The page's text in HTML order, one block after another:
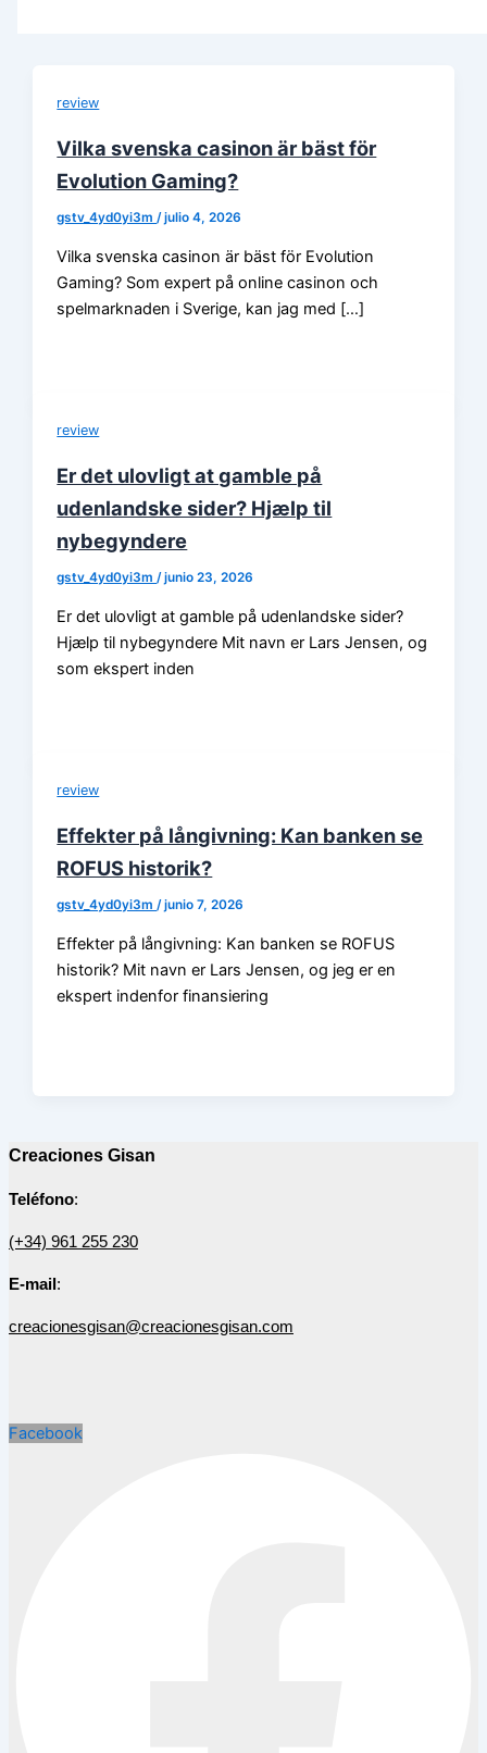
review
Vilka svenska casinon är bäst för
Evolution Gaming?
gstv_4yd0yi3m/julio 4, 2026
Vilka svenska casinon är bäst för Evolution
Gaming? Som expert på online casinon och
spelmarknaden i Sverige, kan jag med […]
review
Er det ulovligt at gamble på
udenlandske sider? Hjælp til
nybegyndere
gstv_4yd0yi3m/junio 23, 2026
Er det ulovligt at gamble på udenlandske sider?
Hjælp til nybegyndere Mit navn er Lars Jensen, og
som ekspert inden
review
Effekter på långivning: Kan banken se
ROFUS historik?
gstv_4yd0yi3m/junio 7, 2026
Effekter på långivning: Kan banken se ROFUS
historik? Mit navn er Lars Jensen, og jeg er en
ekspert indenfor finansiering
Creaciones Gisan
Teléfono:
(+34) 961 255 230
E-mail:
creacionesgisan@creacionesgisan.com
Facebook